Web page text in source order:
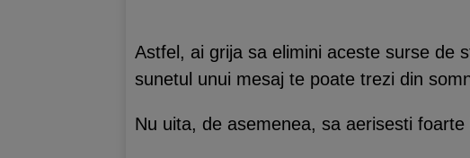
Astfel, ai grija sa elimini aceste surse de
sunetul unui mesaj te poate trezi din
Nu uita, de asemenea, sa aerisesti